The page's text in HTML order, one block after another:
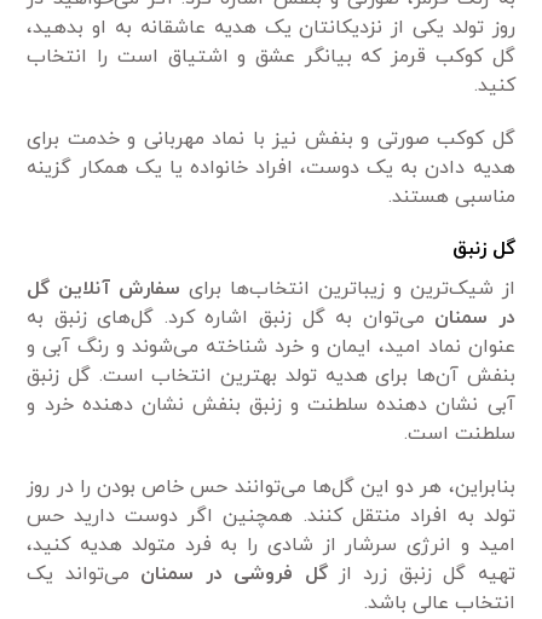
روز تولد یکی از نزدیکانتان یک هدیه عاشقانه به او بدهید،
گل کوکب قرمز که بیانگر عشق و اشتیاق است را انتخاب
کنید.
گل کوکب صورتی و بنفش نیز با نماد مهربانی و خدمت برای
هدیه دادن به یک دوست، افراد خانواده یا یک همکار گزینه
مناسبی هستند.
گل زنبق
از شیک‌ترین و زیباترین انتخاب‌ها برای سفارش آنلاین گل
در سمنان می‌توان به گل زنبق اشاره کرد. گل‌های زنبق به
عنوان نماد امید، ایمان و خرد شناخته می‌شوند و رنگ آبی و
بنفش آن‌ها برای هدیه تولد بهترین انتخاب است. گل زنبق
آبی نشان دهنده سلطنت و زنبق بنفش نشان دهنده خرد و
سلطنت است.
بنابراین، هر دو این گل‌ها می‌توانند حس خاص بودن را در روز
تولد به افراد منتقل کنند. همچنین اگر دوست دارید حس
امید و انرژی سرشار از شادی را به فرد متولد هدیه کنید،
تهیه گل زنبق زرد ازگل فروشی در سمنان می‌تواند یک
انتخاب عالی باشد.